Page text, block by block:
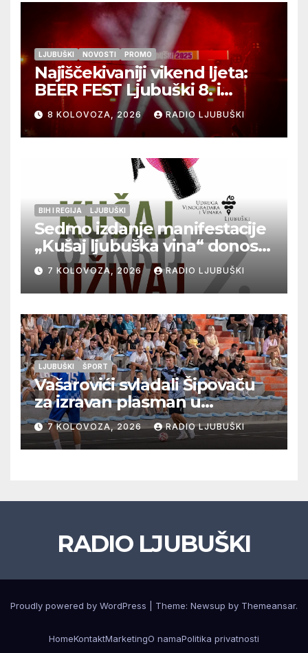
LJUBUŠKI NOVOSTI PROMO
Najiščekivaniji vikend ljeta:
BEER FEST Ljubuški 8. i
9.kolovoza
8 KOLOVOZA, 2026 RADIO LJUBUŠKI
BIH I REGIJA LJUBUŠKI
Sedmo izdanje manifestacije
„Kušaj ljubuška vina“ donosi
vrhunska vina, gastronomiju i
glazbu
7 KOLOVOZA, 2026 RADIO LJUBUŠKI
LJUBUŠKI ŠPORT
Vašarovići svladali Šipovaču
za izravan plasman u
četvrtfinale, Grab izborio
prolazak dalje, Klobuk ispao,
večeras počinje četvrtfinale
7 KOLOVOZA, 2026 RADIO LJUBUŠKI
RADIO LJUBUŠKI
Proudly powered by WordPress Theme: Newsup by Themeansar.
HomeKontaktMarketingO namaPolitika privatnosti